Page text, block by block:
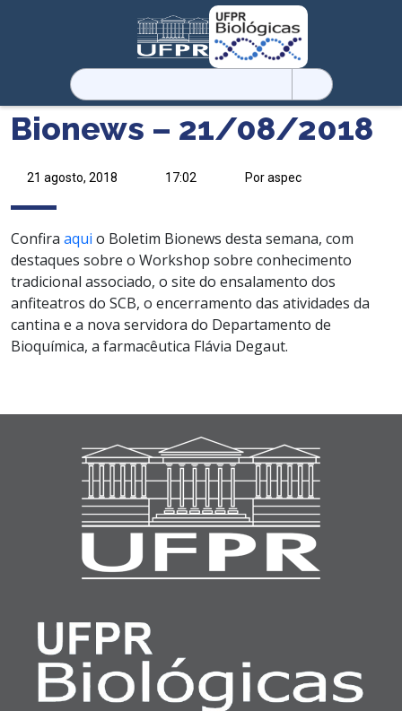
Pesquisar
por:
Bionews – 21/08/2018
21 agosto, 2018 17:02 Por aspec
Confira aqui o Boletim Bionews desta semana, com
destaques sobre o Workshop sobre conhecimento
tradicional associado, o site do ensalamento dos
anfiteatros do SCB, o encerramento das atividades da
cantina e a nova servidora do Departamento de
Bioquímica, a farmacêutica Flávia Degaut.